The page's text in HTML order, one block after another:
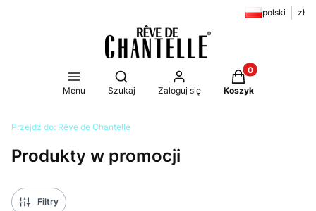
polski zł
Menu
Otwórz wyszukiwarkę
Szukaj Zaloguj się
Produkty w
Koszyk
Przejdź do: Rêve de Chantelle
Produkty w promocji
Filtry